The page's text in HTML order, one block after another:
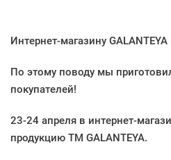
Интернет-магазину
По этому поводу мы
покупателей!
23-24 апреля в интернет-
продукцию ТМ GALANTEYA.